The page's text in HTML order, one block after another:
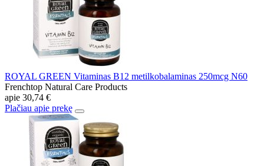
ROYAL GREEN Vitaminas B12 metilkobalaminas 250mcg N60
Frenchtop Natural Care Products
apie 30,74 €
Plačiau apie prekę